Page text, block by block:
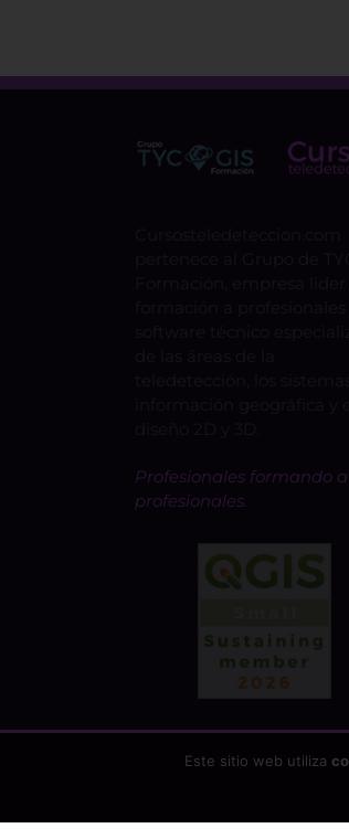
Profesionales formando a
profesionales.
Copyright 2026 - TYC GIS
Este sitio web utiliza